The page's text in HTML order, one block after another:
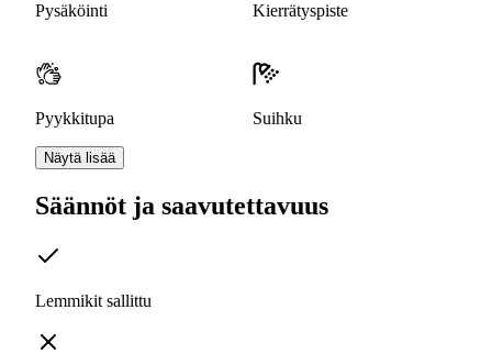
Pysäköinti Kierrätyspiste
Pyykkitupa Suihku
Näytä lisää
Säännöt ja saavutettavuus
Lemmikit sallittu